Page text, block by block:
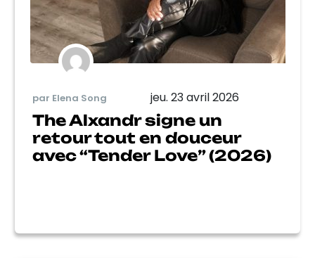
par Elena Song jeu. 23 avril 2026
The Alxandr signe un
retour tout en douceur
avec “Tender Love” (2026)